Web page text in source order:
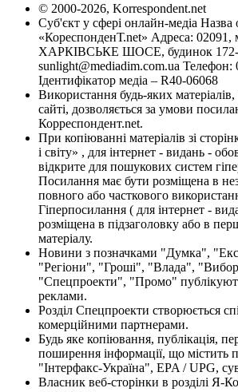
© 2000-2026, Korrespondent.net
Суб'єкт у сфері онлайн-медіа Назва
«КореспонденТ.net» Адреса: 02091,
ХАРКІВСЬКЕ ШОСЕ, будинок 172-
sunlight@mediadim.com.ua Телефон:
Ідентифікатор медіа – R40-06068
Використання будь-яких
сайті, дозволяється за умови
Корреспондент.net.
При копіюванні матеріалів зі
і світу» , для інтернет - видань -
відкрите для пошукових систем
Посилання має бути розміщена в
повного або часткового
Гіперпосилання ( для інтернет -
розміщена в підзаголовку або в
матеріалу.
Новини з позначками "Думка",
"Регіони", "Гроші", "Влада",
"Спецпроекти", "Промо"
реклами.
Розділ Спецпроекти створюється
комерційними партнерами.
Будь яке копіювання, публікація,
поширення інформації, що містить
"Інтерфакс-Україна", EPA / UPG,
Власник веб-сторінки в розділі Я-